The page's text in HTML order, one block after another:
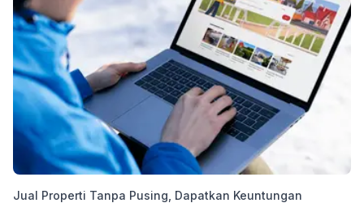
Jual Properti Tanpa Pusing, Dapatkan Keuntungan